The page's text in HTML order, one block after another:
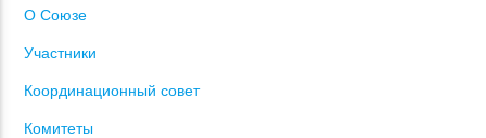
О Союзе
Участники
Координационный совет
Комитеты